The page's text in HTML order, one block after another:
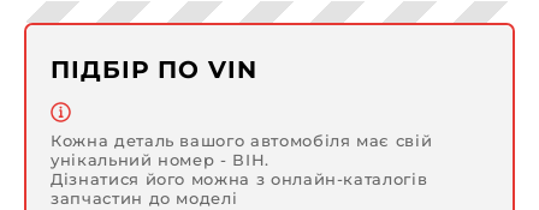
ПІДБІР ПО VIN
Кожна деталь вашого автомобіля має свій
унікальний номер - ВІН.
Дізнатися його можна з онлайн-каталогів
запчастин до моделі